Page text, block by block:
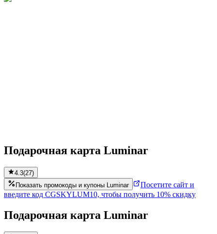
Подарочная карта Luminar
4.3(27)
Показать промокоды и купоны Luminar
Посетите сайт и
введите код CGSKYLUM10, чтобы получить 10% скидку
Подарочная карта Luminar